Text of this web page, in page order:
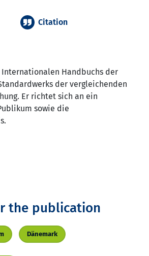
Handbuchs der
der vergleichenden
Er richtet sich an ein
sowie die
Citation
the publication
Dänemark